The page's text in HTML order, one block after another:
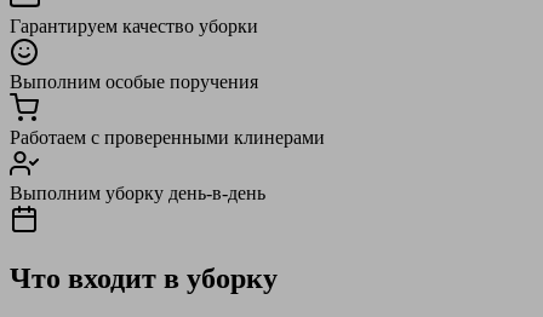
Гарантируем качество уборки
Выполним особые поручения
Работаем с проверенными клинерами
Выполним уборку день-в-день
Что входит в уборку